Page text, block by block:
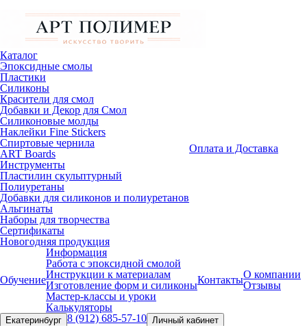
Каталог
Эпоксидные смолы
Пластики
Силиконы
Красители для смол
Добавки и Декор для Смол
Силиконовые молды
Наклейки Fine Stickers
Спиртовые чернила
ART Boards
Инструменты
Пластилин скульптурный
Полиуретаны
Добавки для силиконов и полиуретанов
Альгинаты
Наборы для творчества
Сертификаты
Новогодняя продукция
Оплата и Доставка
Обучение
Информация
Работа с эпоксидной смолой
Инструкции к материалам
Изготовление форм и силиконы
Мастер-классы и уроки
Калькуляторы
КонтактыО компании
Отзывы
Екатеринбург 8 (912) 685-57-10 Личный кабинет